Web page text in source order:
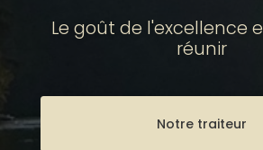
Le goût de l'excellence
réunir
Notre traiteur